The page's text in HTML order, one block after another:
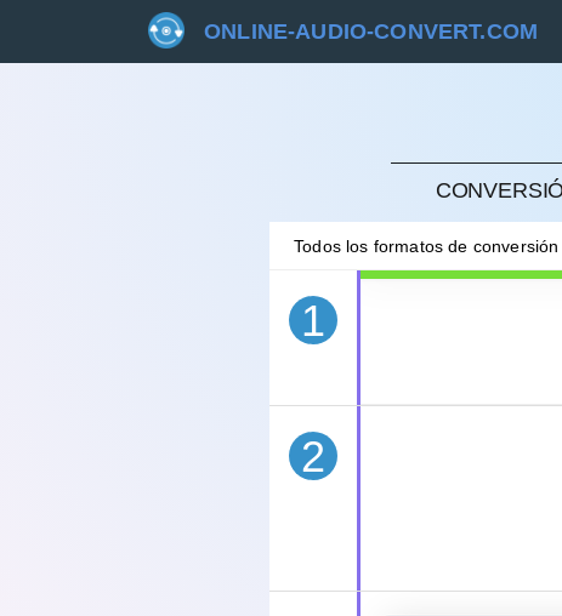
ONLINE-AUDIO-CONVERT.COM
Todos los formatos de
1
2